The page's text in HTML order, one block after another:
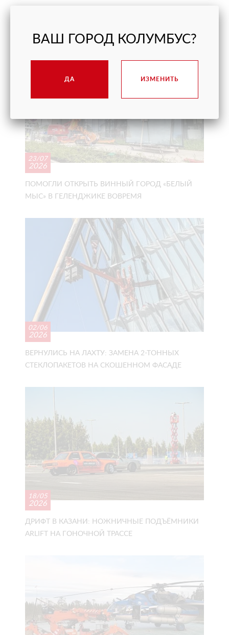
23/07
2026
ПОМОГЛИ ОТКРЫТЬ ВИННЫЙ ГОРОД «БЕЛЫЙ
МЫС» В ГЕЛЕНДЖИКЕ ВОВРЕМЯ
02/06
2026
ВЕРНУЛИСЬ НА ЛАХТУ: ЗАМЕНА 2-ТОННЫХ
СТЕКЛОПАКЕТОВ НА СКОШЕННОМ ФАСАДЕ
18/05
2026
ДРИФТ В КАЗАНИ: НОЖНИЧНЫЕ ПОДЪЁМНИКИ
ARLIFT НА ГОНОЧНОЙ ТРАССЕ
ВАШ ГОРОД КОЛУМБУС?
ДА ИЗМЕНИТЬ